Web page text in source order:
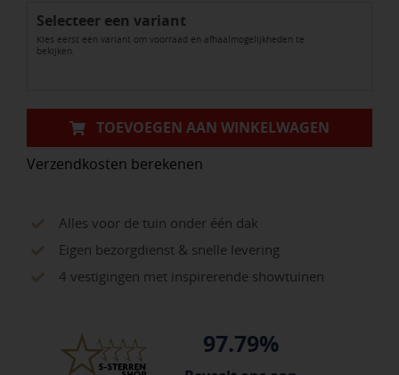
montage
op
Selecteer een variant
Kies eerst een variant om voorraad en afhaalmogelijkheden te
bekijken.
TOEVOEGEN AAN WINKELWAGEN
Verzendkosten berekenen
Alles voor de tuin onder één dak
Eigen bezorgdienst & snelle levering
4 vestigingen met inspirerende showtuinen
97.79%